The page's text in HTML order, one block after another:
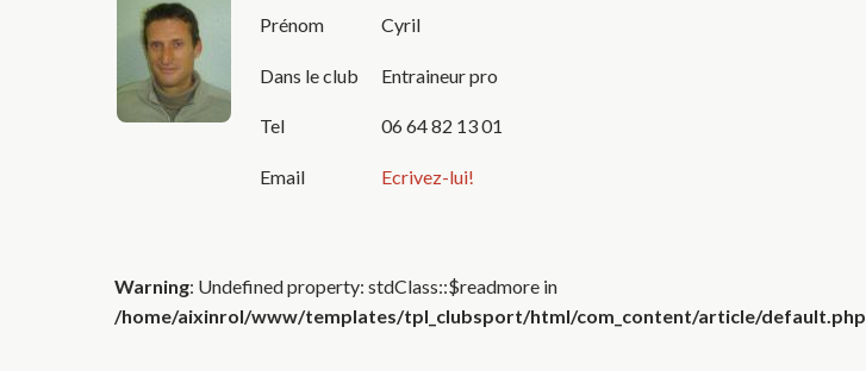
Prénom Cyril
Dans le club Entraineur pro
Tel 06 64 82 13 01
Email Ecrivez-lui!
Warning: Undefined property: stdClass::$readmore in
/home/aixinrol/www/templates/tpl_clubsport/html/com_content/article/default.php